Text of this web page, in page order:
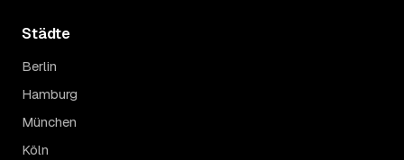
Städte
Berlin
Hamburg
München
Köln